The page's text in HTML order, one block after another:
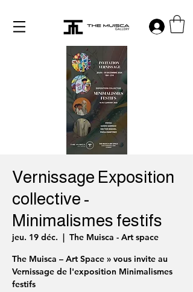
Log in
Vernissage Exposition
collective -
Minimalismes festifs
jeu. 19 déc.
  |
The Muisca - Art space
The Muisca – Art Space » vous invite au
Vernissage de l'exposition Minimalismes
festifs